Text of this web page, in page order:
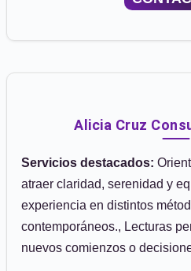
Alicia Cruz
Servicios destacados:
atraer claridad, serenidad y
experiencia en distintos
contemporáneos., Lecturas
nuevos comienzos o